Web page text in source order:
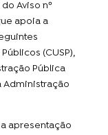
Aviso nº
apoia a
(CUSP),
Pública
Administração
apresentação